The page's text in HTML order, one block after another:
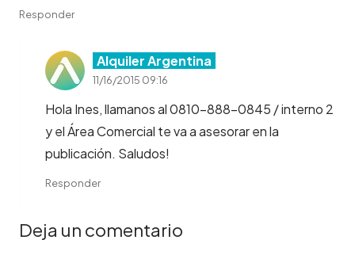
Responder
Alquiler Argentina
11/16/2015 09:16
Hola Ines, llamanos al 0810-888-0845 / interno 2
y el Área Comercial te va a asesorar en la
publicación. Saludos!
Responder
Deja un comentario